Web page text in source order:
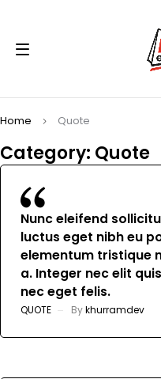
Category: Quote
Home Quote
Nunc eleifend
luctus eget nibh eu
elementum tristique
a. Integer nec elit
nec eget felis.
QUOTE Bykhurramdev